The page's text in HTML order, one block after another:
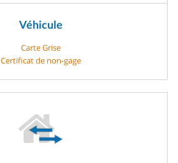
Véhicule
Carte Grise
Certificat de non-gage